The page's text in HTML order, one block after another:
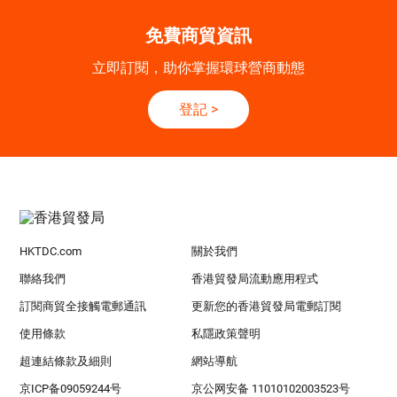
免費商貿資訊
立即訂閱，助你掌握環球營商動態
登記 >
HKTDC.com 關於我們
聯絡我們 香港貿發局流動應用程式
訂閱商貿全接觸電郵通訊 更新您的香港貿發局電郵訂閱
使用條款 私隱政策聲明
超連結條款及細則 網站導航
京ICP备09059244号 京公网安备 11010102003523号